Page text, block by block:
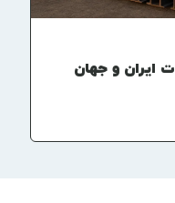
ایران و جهان